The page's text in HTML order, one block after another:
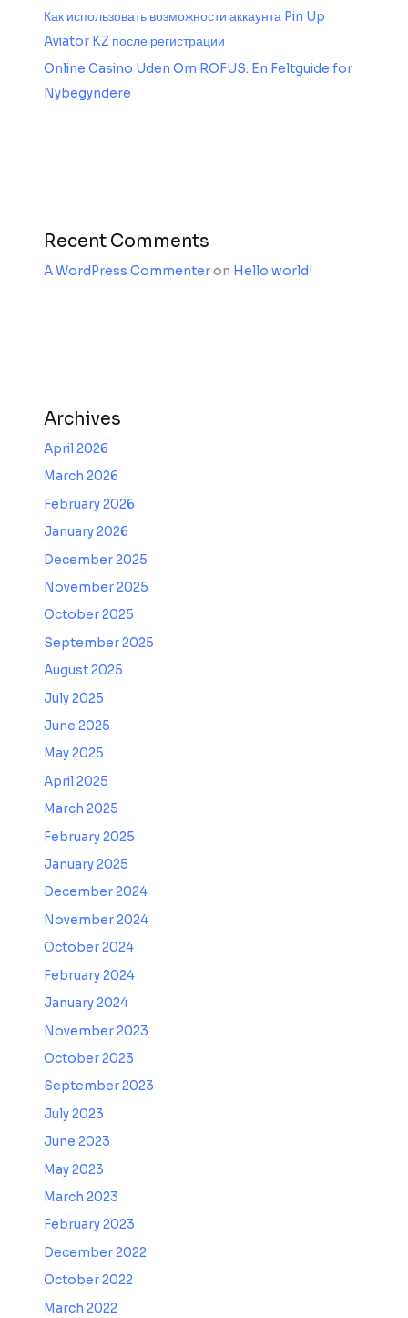
Как использовать возможности аккаунта Pin Up
Aviator KZ после регистрации
Online Casino Uden Om ROFUS: En Feltguide for
Nybegyndere
Recent Comments
A WordPress Commenteron Hello world!
Archives
April 2026
March 2026
February 2026
January 2026
December 2025
November 2025
October 2025
September 2025
August 2025
July 2025
June 2025
May 2025
April 2025
March 2025
February 2025
January 2025
December 2024
November 2024
October 2024
February 2024
January 2024
November 2023
October 2023
September 2023
July 2023
June 2023
May 2023
March 2023
February 2023
December 2022
October 2022
March 2022